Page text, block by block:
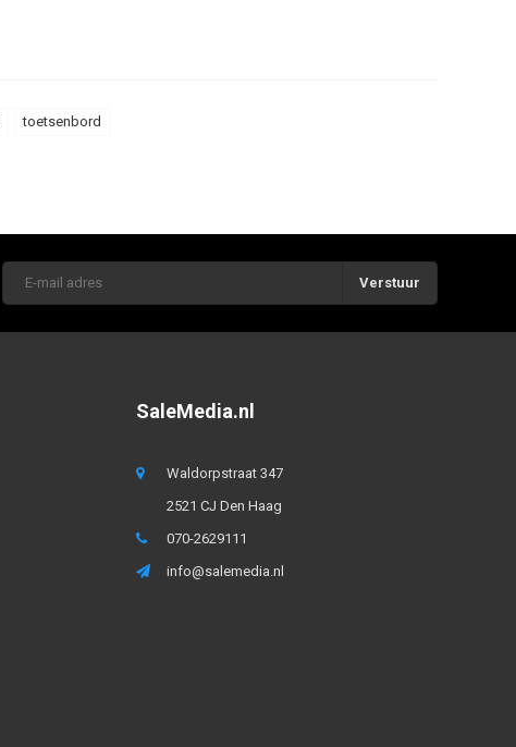
toetsenbord
Verstuur
SaleMedia.nl
Waldorpstraat 347
2521 CJ Den Haag
070-2629111
info@salemedia.nl